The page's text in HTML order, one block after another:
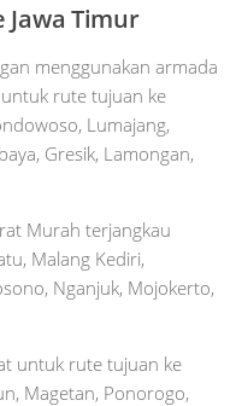
Jawa Timur
menggunakan armada
untuk rute tujuan ke
Lumajang,
Gresik, Lamongan,
Murah terjangkau
Malang Kediri,
Nganjuk, Mojokerto,
untuk rute tujuan ke
Magetan, Ponorogo,